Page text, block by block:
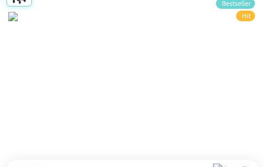
Bestseller
Hit